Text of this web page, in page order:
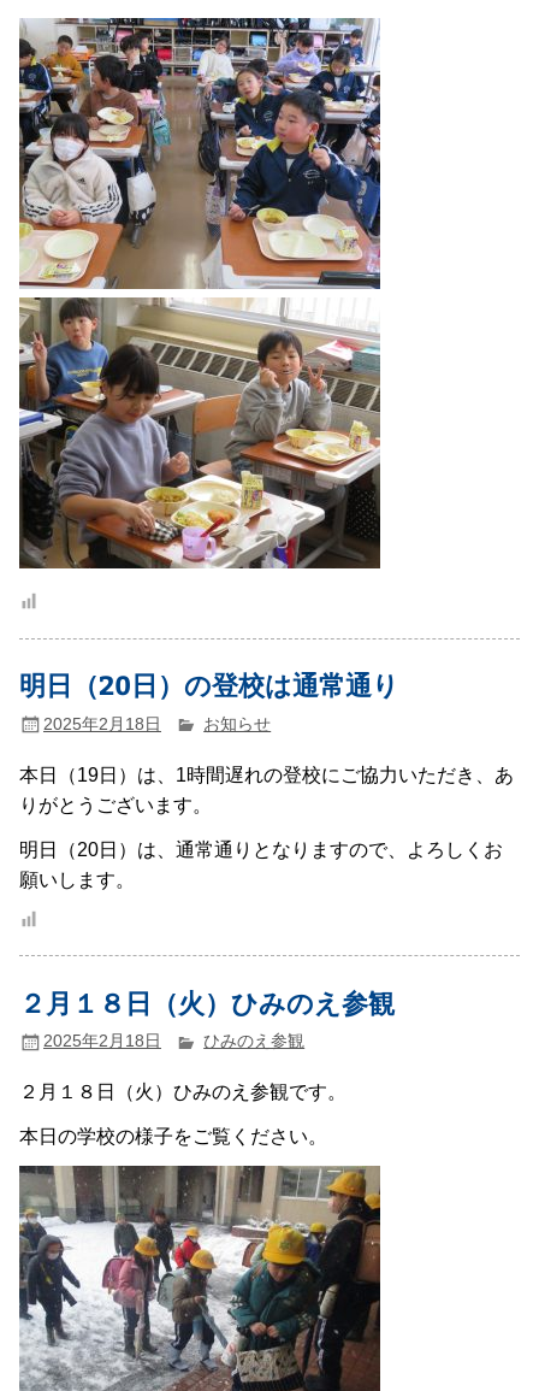
明日（20日）の登校は通常通り
2025年2月18日 お知らせ
本日（19日）は、1時間遅れの登校にご協力いただき、あ
りがとうございます。
明日（20日）は、通常通りとなりますので、よろしくお
願いします。
２月１８日（火）ひみのえ参観
2025年2月18日 ひみのえ参観
２月１８日（火）ひみのえ参観です。
本日の学校の様子をご覧ください。